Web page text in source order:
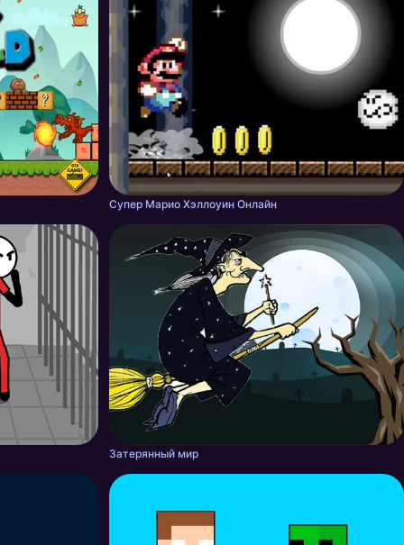
Супер Марио Хэллоуин Онлайн
Затерянный мир